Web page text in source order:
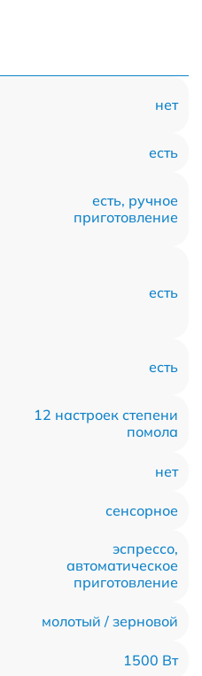
нет
есть
есть, ручное
приготовление
есть
есть
12 настроек степени
помола
нет
сенсорное
эспрессо,
автоматическое
приготовление
молотый / зерновой
1500 Вт